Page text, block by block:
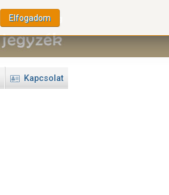
Kapcsolat
Elfogadom